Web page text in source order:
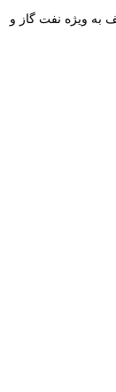
مربع از کابل های پرمصرف در صنایع مختلف به ویژه نفت گاز و